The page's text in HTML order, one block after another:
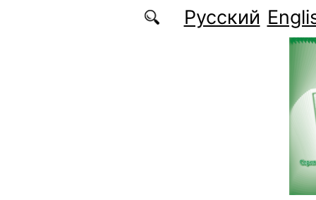
Перейти к основному содержаниюРусский